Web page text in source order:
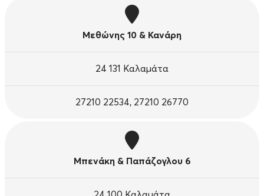
Μεθώνης 10 & Κανάρη
24 131 Καλαμάτα
27210 22534, 27210 26770
Μπενάκη & Παπάζογλου 6